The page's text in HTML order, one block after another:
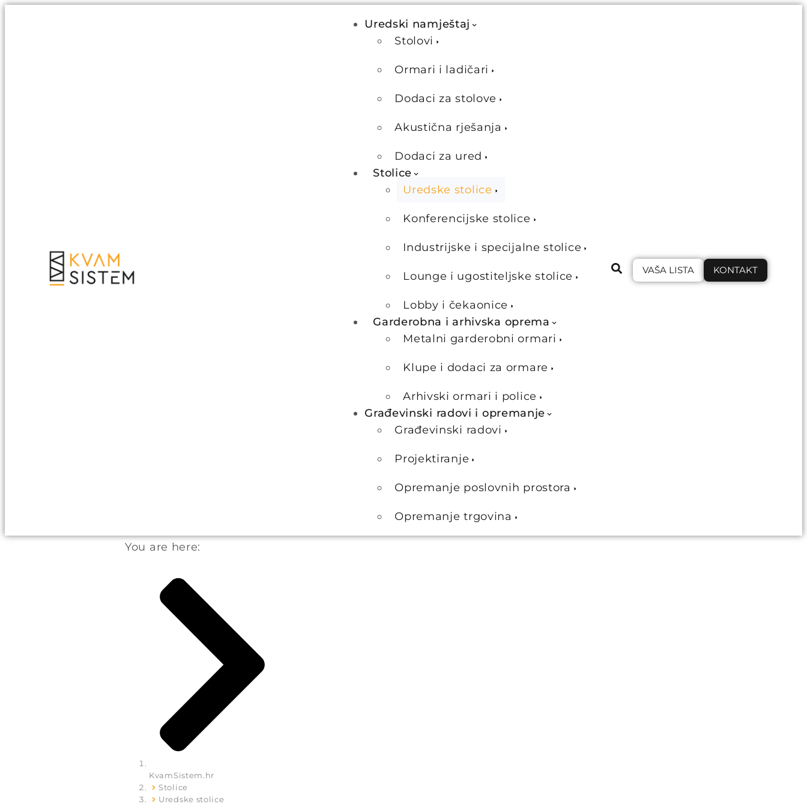
Uredski namještaj
Stolovi
Ormari i ladičari
Dodaci za stolove
Akustična rješanja
Dodaci za ured
Stolice
Uredske stolice
Konferencijske stolice
Industrijske i specijalne stolice
Lounge i ugostiteljske stolice
Lobby i čekaonice
Garderobna i arhivska oprema
Metalni garderobni ormari
Klupe i dodaci za ormare
Arhivski ormari i police
Građevinski radovi i opremanje
Građevinski radovi
Projektiranje
Opremanje poslovnih prostora
Opremanje trgovina
VAŠA LISTA KONTAKT
You are here:
KvamSistem.hr
Stolice
Uredske stolice